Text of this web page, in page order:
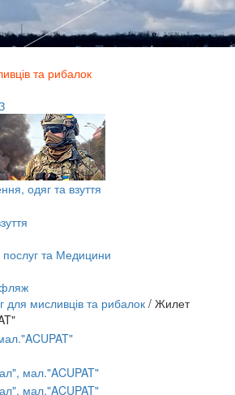
та рибалок
одяг та взуття
та Медицини
для мисливців та рибалок / Жилет